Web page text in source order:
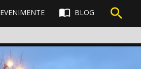
EVENIMENTE  BLOG 